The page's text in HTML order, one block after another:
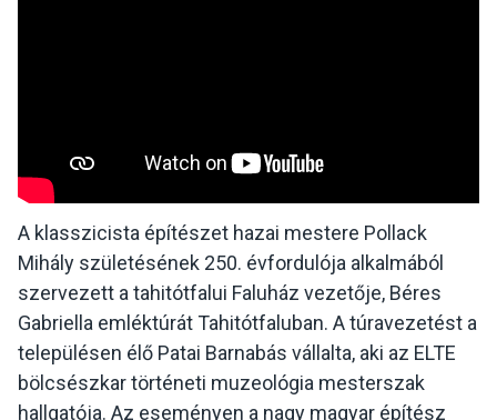
A klasszicista építészet hazai mestere Pollack
Mihály születésének 250. évfordulója alkalmából
szervezett a tahitótfalui Faluház vezetője, Béres
Gabriella emléktúrát Tahitótfaluban. A túravezetést a
településen élő Patai Barnabás vállalta, aki az ELTE
bölcsészkar történeti muzeológia mesterszak
hallgatója. Az eseményen a nagy magyar építész